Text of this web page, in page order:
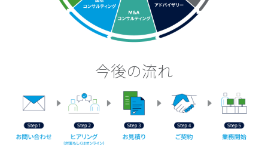
今後の流れ